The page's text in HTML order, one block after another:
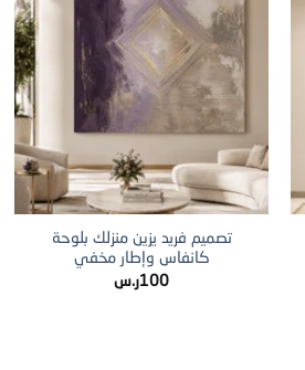
تصميم فريد يزين منزلك بلوحة
كانفاس وإطار مخفي
100ر.س